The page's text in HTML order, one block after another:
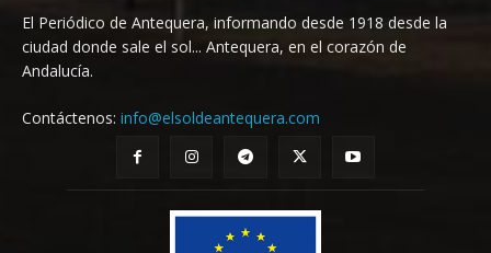
El Periódico de Antequera, informando desde 1918 desde la
ciudad donde sale el sol... Antequera, en el corazón de
Andalucía.
Contáctenos: info@elsoldeantequera.com